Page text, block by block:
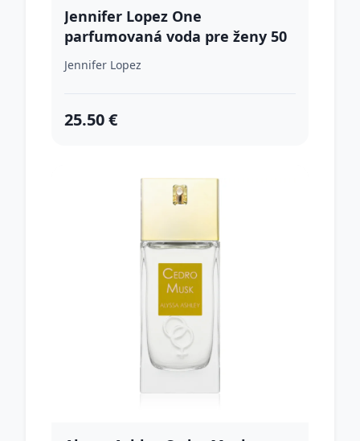
Jennifer Lopez One
parfumovaná voda pre ženy 50
ml
Jennifer Lopez
25.50 €